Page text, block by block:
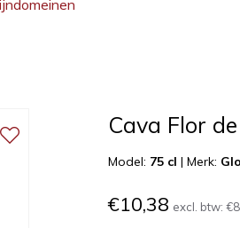
Cava Flor
Model: 75 cl |Merk:
€10,38 excl. btw: